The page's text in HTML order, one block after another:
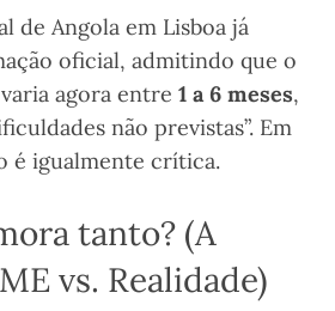
de Angola em Lisboa já
oficial, admitindo que o
agora entre 1 a 6 meses,
não previstas”. Em
é igualmente crítica.
tanto? (A
vs. Realidade)